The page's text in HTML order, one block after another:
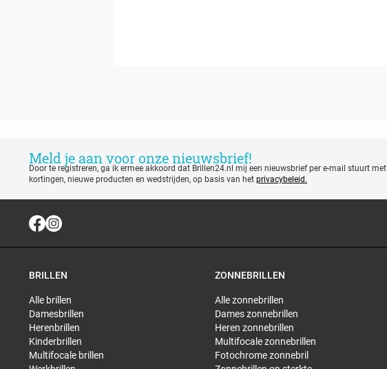
Meld je aan voor onze nieuwsbrief!
Door te registreren, ga ik ermee akkoord dat Brillen24.nl mij een nieuwsbrief per e-mail stuurt met
kortingen, nieuwe producten en wedstrijden, op basis van het privacybeleid.
BRILLEN
Alle brillen
Damesbrillen
Herenbrillen
Kinderbrillen
Multifocale brillen
ZONNEBRILLEN
Alle zonnebrillen
Dames zonnebrillen
Heren zonnebrillen
Multifocale zonnebrillen
Fotochrome zonnebril